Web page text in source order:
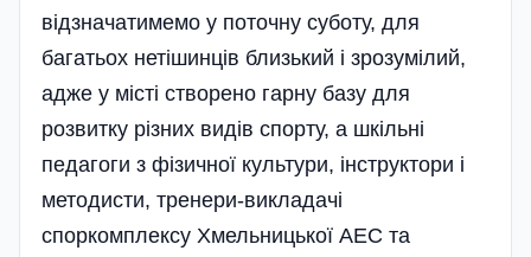
відзначатимемо у поточну суботу, для
багатьох нетішинців близький і зрозумілий,
адже у місті створено гарну базу для
розвитку різних видів спорту, а шкільні
педагоги з фізичної культури, інструктори і
методисти, тренери-викладачі
споркомплексу Хмельницької АЕС та